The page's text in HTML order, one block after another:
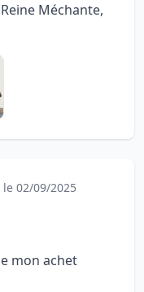
Méchante,
le 02/09/2025
mon achet